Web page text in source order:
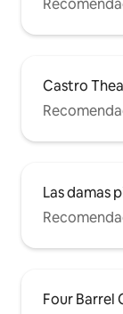
permisos de
Actualmente
aquí sin un
Castro
Las damas
Four Barrel